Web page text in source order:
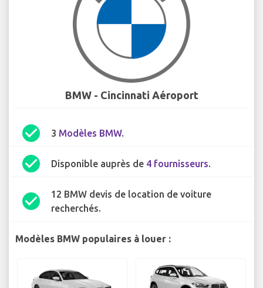
BMW - Cincinnati Aéroport
check_circle 3 Modèles BMW.
check_circle Disponible auprès de 4 fournisseurs.
check_circle
12 BMW devis de location de voiture
recherchés.
Modèles BMW populaires à louer :